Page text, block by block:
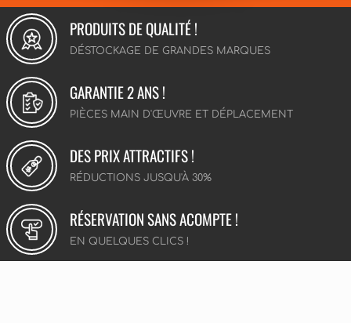
PRODUITS DE QUALITÉ !
DÉSTOCKAGE DE GRANDES MARQUES
GARANTIE 2 ANS !
PIÈCES MAIN D'ŒUVRE ET DÉPLACEMENT
DES PRIX ATTRACTIFS !
RÉDUCTIONS JUSQU'À 30%
RÉSERVATION SANS ACOMPTE !
EN QUELQUES CLICS !